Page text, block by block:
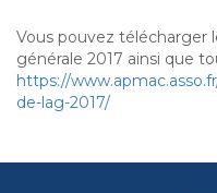
Vous pouvez télécharger
générale 2017 ainsi que
https://
de-lag-2017/